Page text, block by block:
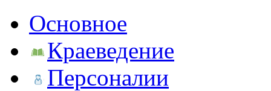
Основное
Краеведение
Персоналии